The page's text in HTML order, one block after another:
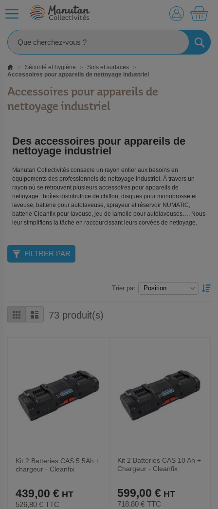
Sécurité et hygiène
Sols et surfaces
Accessoires pour appareils de nettoyage industriel
Accessoires pour appareils de
nettoyage industriel
Des accessoires pour appareils de
nettoyage industriel
Manutan Collectivités consacre un rayon entier aux besoins en
équipements des professionnels de nettoyage industriel. À travers un
rayon où se retrouvent plusieurs accessoires pour appareils de
nettoyage : boîtes distributrice de chiffon, disques pour monobrosse et
laveuse, batterie pour autolaveuse, sprayeur et réservoir NUMATIC,
batterie Cleanfix pour laveuse, jeu de lamelle pour autolaveuses…. Nous
leur simplifions la tâche en raccourcissant leurs corvées de nettoyage.
Grille Liste73 produit(s)
Trier par
Kit 2 Batteries CAS 5,5Ah +
chargeur - Cleanfix
439,00 €
526,80 € TTC
Kit 2 Batteries CAS 10 Ah +
Chargeur - Cleanfix
599,00 €
718,80 € TTC
FILTRER PAR